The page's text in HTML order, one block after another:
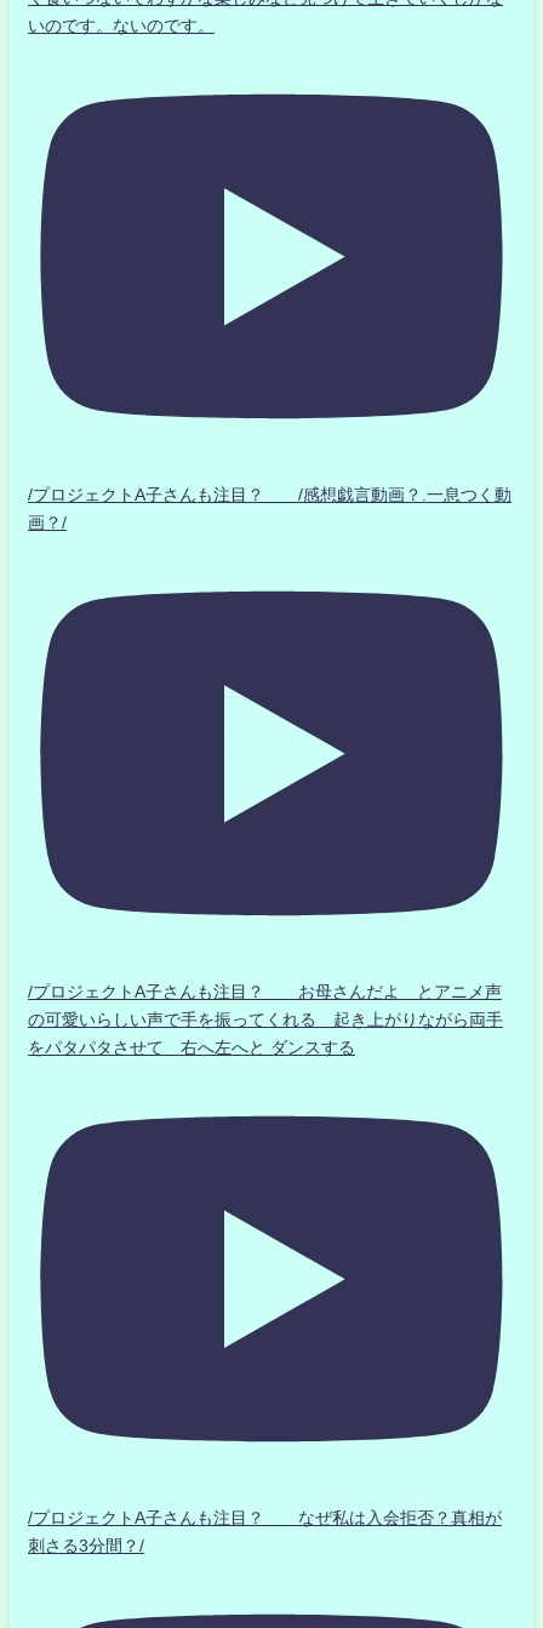
いのです。ないのです。
/プロジェクトA子さんも注目？ /感想戯言動画？.一息つく動
画？/
/プロジェクトA子さんも注目？ お母さんだよ とアニメ声
の可愛いらしい声で手を振ってくれる 起き上がりながら両手
をパタパタさせて 右へ左へと ダンスする
/プロジェクトA子さんも注目？ なぜ私は入会拒否？真相が
刺さる3分間？/